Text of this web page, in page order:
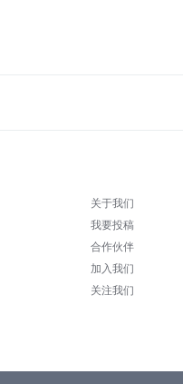
关于我们
我要投稿
合作伙伴
加入我们
关注我们